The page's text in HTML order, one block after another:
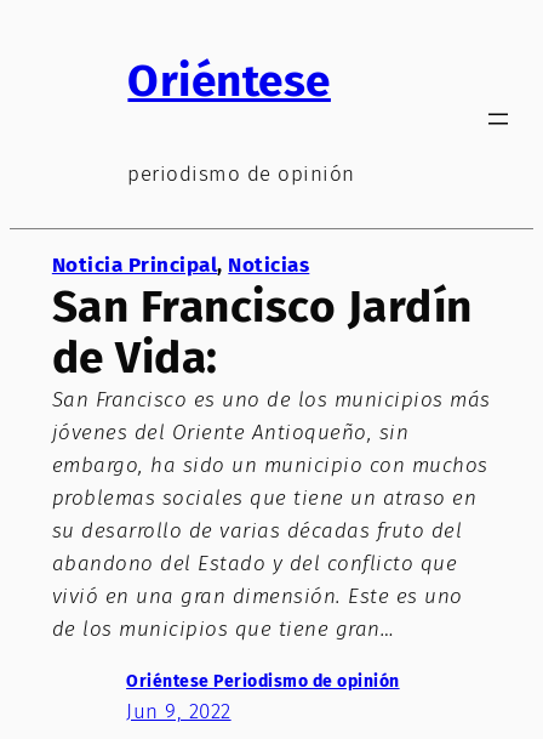
Oriéntese
periodismo de opinión
Noticia Principal, Noticias
San Francisco Jardín
de Vida:
San Francisco es uno de los municipios más
jóvenes del Oriente Antioqueño, sin
embargo, ha sido un municipio con muchos
problemas sociales que tiene un atraso en
su desarrollo de varias décadas fruto del
abandono del Estado y del conflicto que
vivió en una gran dimensión. Este es uno
de los municipios que tiene gran…
Oriéntese Periodismo de opinión
Jun 9, 2022